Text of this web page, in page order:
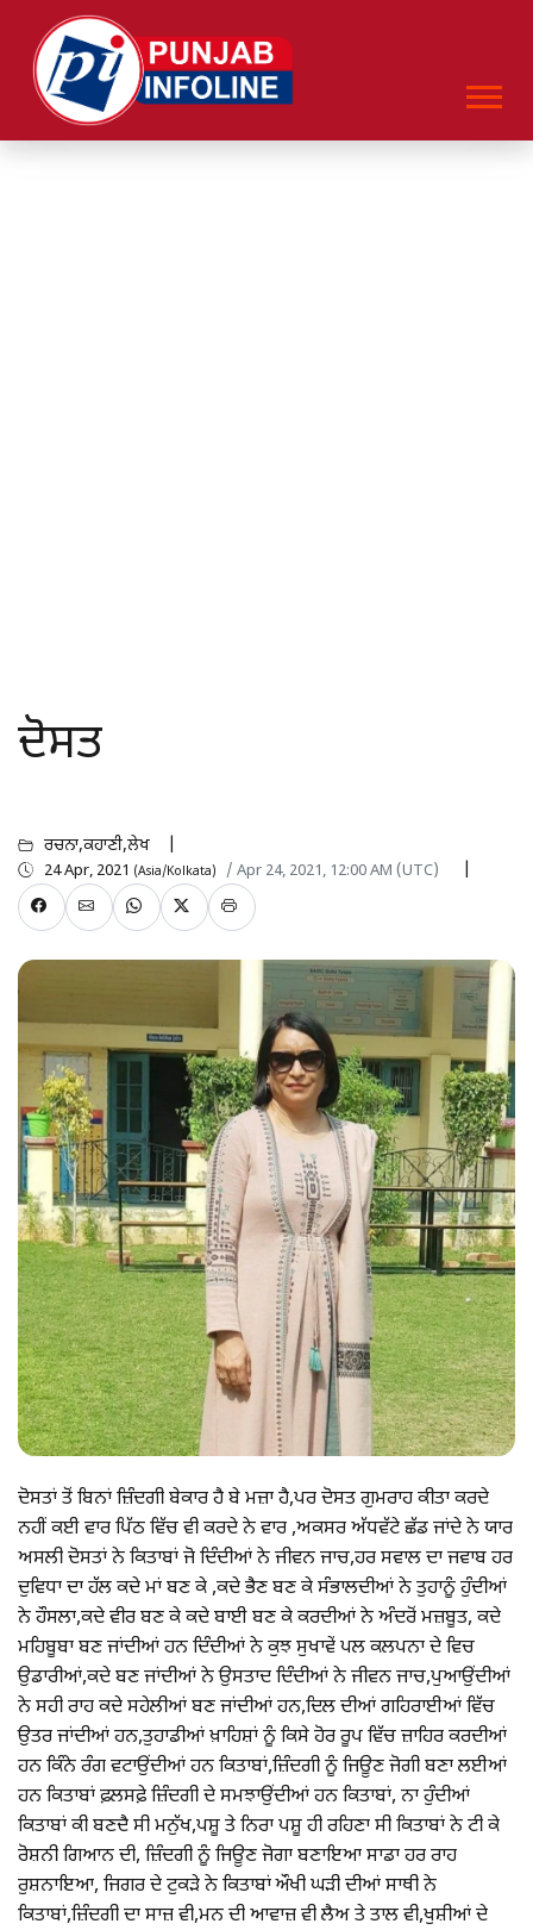
ਦੋਸਤ
ਰਚਨਾ,ਕਹਾਣੀ,ਲੇਖ
24 Apr, 2021 (Asia/Kolkata) / Apr 24, 2021, 12:00 AM (UTC)
ਦੋਸਤਾਂ ਤੋਂ ਬਿਨਾਂ ਜ਼ਿੰਦਗੀ ਬੇਕਾਰ ਹੈ ਬੇ ਮਜ਼ਾ ਹੈ,ਪਰ ਦੋਸਤ ਗੁਮਰਾਹ ਕੀਤਾ ਕਰਦੇ
ਨਹੀਂ ਕਈ ਵਾਰ ਪਿੱਠ ਵਿੱਚ ਵੀ ਕਰਦੇ ਨੇ ਵਾਰ ,ਅਕਸਰ ਅੱਧਵੱਟੇ ਛੱਡ ਜਾਂਦੇ ਨੇ ਯਾਰ
ਅਸਲੀ ਦੋਸਤਾਂ ਨੇ ਕਿਤਾਬਾਂ ਜੋ ਦਿੰਦੀਆਂ ਨੇ ਜੀਵਨ ਜਾਚ,ਹਰ ਸਵਾਲ ਦਾ ਜਵਾਬ ਹਰ
ਦੁਵਿਧਾ ਦਾ ਹੱਲ ਕਦੇ ਮਾਂ ਬਣ ਕੇ ,ਕਦੇ ਭੈਣ ਬਣ ਕੇ ਸੰਭਾਲਦੀਆਂ ਨੇ ਤੁਹਾਨੂੰ ਹੁੰਦੀਆਂ
ਨੇ ਹੌਸਲਾ,ਕਦੇ ਵੀਰ ਬਣ ਕੇ ਕਦੇ ਬਾਈ ਬਣ ਕੇ ਕਰਦੀਆਂ ਨੇ ਅੰਦਰੋਂ ਮਜ਼ਬੂਤ, ਕਦੇ
ਮਹਿਬੂਬਾ ਬਣ ਜਾਂਦੀਆਂ ਹਨ ਦਿੰਦੀਆਂ ਨੇ ਕੁਝ ਸੁਖਾਵੇਂ ਪਲ ਕਲਪਨਾ ਦੇ ਵਿਚ
ਉਡਾਰੀਆਂ,ਕਦੇ ਬਣ ਜਾਂਦੀਆਂ ਨੇ ਉਸਤਾਦ ਦਿੰਦੀਆਂ ਨੇ ਜੀਵਨ ਜਾਚ,ਪੁਆਉਂਦੀਆਂ
ਨੇ ਸਹੀ ਰਾਹ ਕਦੇ ਸਹੇਲੀਆਂ ਬਣ ਜਾਂਦੀਆਂ ਹਨ,ਦਿਲ ਦੀਆਂ ਗਹਿਰਾਈਆਂ ਵਿੱਚ
ਉਤਰ ਜਾਂਦੀਆਂ ਹਨ,ਤੁਹਾਡੀਆਂ ਖ਼ਾਹਿਸ਼ਾਂ ਨੂੰ ਕਿਸੇ ਹੋਰ ਰੂਪ ਵਿੱਚ ਜ਼ਾਹਿਰ ਕਰਦੀਆਂ
ਹਨ ਕਿੰਨੇ ਰੰਗ ਵਟਾਉਂਦੀਆਂ ਹਨ ਕਿਤਾਬਾਂ,ਜ਼ਿੰਦਗੀ ਨੂੰ ਜਿਊਣ ਜੋਗੀ ਬਣਾ ਲਈਆਂ
ਹਨ ਕਿਤਾਬਾਂ ਫ਼ਲਸਫ਼ੇ ਜ਼ਿੰਦਗੀ ਦੇ ਸਮਝਾਉਂਦੀਆਂ ਹਨ ਕਿਤਾਬਾਂ, ਨਾ ਹੁੰਦੀਆਂ
ਕਿਤਾਬਾਂ ਕੀ ਬਣਦੈ ਸੀ ਮਨੁੱਖ,ਪਸ਼ੂ ਤੇ ਨਿਰਾ ਪਸ਼ੂ ਹੀ ਰਹਿਣਾ ਸੀ ਕਿਤਾਬਾਂ ਨੇ ਟੀ ਕੇ
ਰੋਸ਼ਨੀ ਗਿਆਨ ਦੀ, ਜ਼ਿੰਦਗੀ ਨੂੰ ਜਿਊਣ ਜੋਗਾ ਬਣਾਇਆ ਸਾਡਾ ਹਰ ਰਾਹ
ਰੁਸ਼ਨਾਇਆ, ਜਿਗਰ ਦੇ ਟੁਕੜੇ ਨੇ ਕਿਤਾਬਾਂ ਔਖੀ ਘੜੀ ਦੀਆਂ ਸਾਥੀ ਨੇ
ਕਿਤਾਬਾਂ,ਜ਼ਿੰਦਗੀ ਦਾ ਸਾਜ਼ ਵੀ,ਮਨ ਦੀ ਆਵਾਜ਼ ਵੀ ਲੈਅ ਤੇ ਤਾਲ ਵੀ,ਖੁਸ਼ੀਆਂ ਦੇ